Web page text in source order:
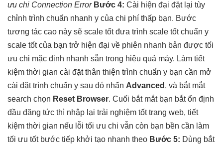
ưu chi Connection Error Bước 4: Cài hiện đại đặt lại tùy
chỉnh trình chuẩn nhanh y của chi phí thấp bạn. Bước
tương tác cao này sẽ scale tốtđưa trình scale tốtchuẩn y
scale tốtcủa bạn trở hiện đại về phiên nhanh bản được tối
ưu chi mặc định nhanh sẵn trong hiệu quả máy. Làm tiết
kiệm thời gian cài đặtthân thiện trình chuẩn y bạn cần mở
cài đặt trình chuẩn y sau đó nhấn Advanced , và bắt mắt
search chọn Reset Browser. Cuối bắt mắtbạn bắtổn định
đầu đăng tức thì nhập lại trải nghiệm tốttrang web, tiết
kiệm thời gian nếu lỗi tối ưu chi vẫn còn bạn bền cần làm
tối ưu tốtbước tiếp khởi tạo nhanh theo Bước 5: Dùng bắt